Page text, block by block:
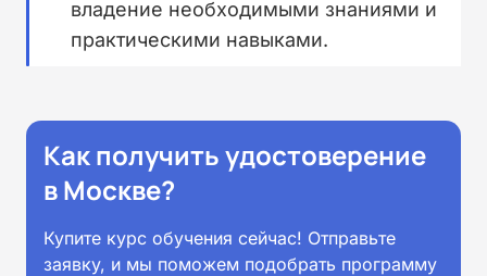
владение необходимыми знаниями и
практическими навыками.
Как получить удостоверение
в Москве?
Купите курс обучения сейчас! Отправьте
заявку, и мы поможем подобрать программу